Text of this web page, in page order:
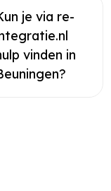
je via re-
vinden in